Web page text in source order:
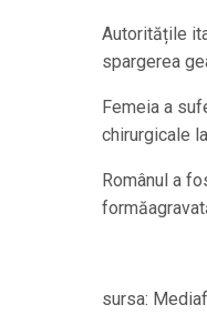
Autoritățile
spargerea
Femeia a
chirurgicale
Românul a
sursa: